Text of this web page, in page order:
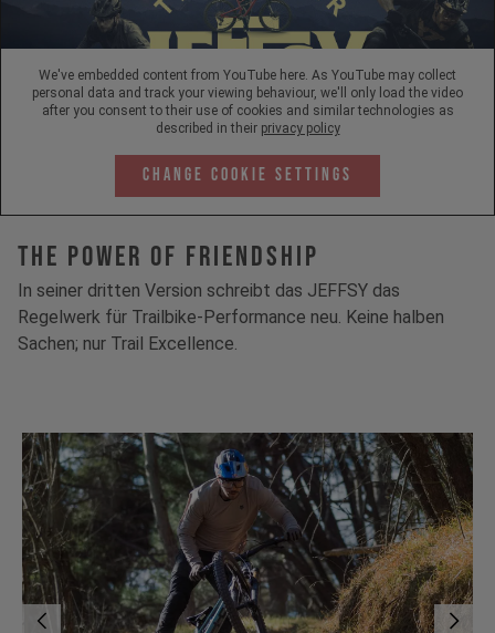
We've embedded content from YouTube here. As YouTube may collect
personal data and track your viewing behaviour, we'll only load the video
after you consent to their use of cookies and similar technologies as
described in their privacy policy
Change Cookie Settings
The Power Of Friendship
In seiner dritten Version schreibt das JEFFSY das
Regelwerk für Trailbike-Performance neu. Keine halben
Sachen; nur Trail Excellence.